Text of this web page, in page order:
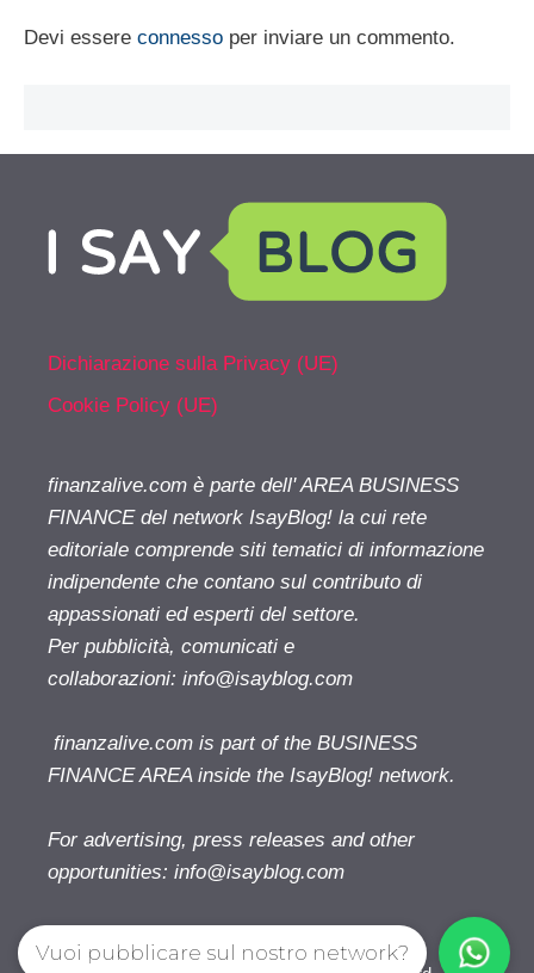
Devi essere connesso per inviare un commento.
Dichiarazione sulla Privacy (UE)
Cookie Policy (UE)
finanzalive.com è parte dell' AREA BUSINESS
FINANCE del network IsayBlog! la cui rete
editoriale comprende siti tematici di informazione
indipendente che contano sul contributo di
appassionati ed esperti del settore.
Per pubblicità, comunicati e
collaborazioni: info@isayblog.com
finanzalive.com is part of the BUSINESS
FINANCE AREA inside the IsayBlog! network.
For advertising, press releases and other
opportunities: info@isayblog.com
Vuoi pubblicare sul nostro network?